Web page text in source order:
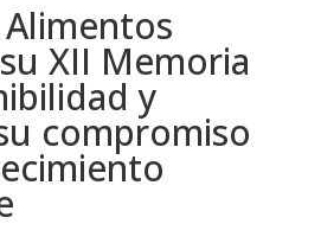
XII Memoria
y
compromiso